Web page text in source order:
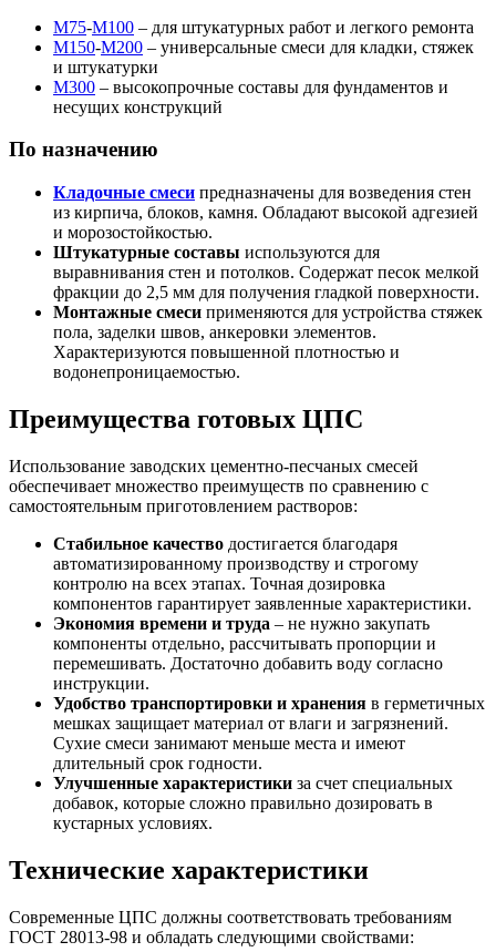
М75-М100 – для штукатурных работ и легкого ремонта
М150-М200 – универсальные смеси для кладки, стяжек
и штукатурки
М300 – высокопрочные составы для фундаментов и
несущих конструкций
По назначению
Кладочные смеси предназначены для возведения стен
из кирпича, блоков, камня. Обладают высокой адгезией
и морозостойкостью.
Штукатурные составы используются для
выравнивания стен и потолков. Содержат песок мелкой
фракции до 2,5 мм для получения гладкой поверхности.
Монтажные смеси применяются для устройства стяжек
пола, заделки швов, анкеровки элементов.
Характеризуются повышенной плотностью и
водонепроницаемостью.
Преимущества готовых ЦПС
Использование заводских цементно-песчаных смесей
обеспечивает множество преимуществ по сравнению с
самостоятельным приготовлением растворов:
Стабильное качество достигается благодаря
автоматизированному производству и строгому
контролю на всех этапах. Точная дозировка
компонентов гарантирует заявленные характеристики.
Экономия времени и труда – не нужно закупать
компоненты отдельно, рассчитывать пропорции и
перемешивать. Достаточно добавить воду согласно
инструкции.
Удобство транспортировки и хранения в герметичных
мешках защищает материал от влаги и загрязнений.
Сухие смеси занимают меньше места и имеют
длительный срок годности.
Улучшенные характеристики за счет специальных
добавок, которые сложно правильно дозировать в
кустарных условиях.
Технические характеристики
Современные ЦПС должны соответствовать требованиям
ГОСТ 28013-98 и обладать следующими свойствами: